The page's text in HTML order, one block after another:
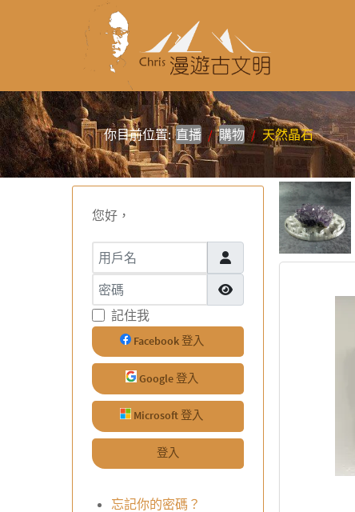
你目前位置:直播 購物 天然晶石
您好，
用戶名
密碼
顯示密碼
記住我
Facebook 登入
Google 登入
Microsoft 登入
登入
忘記你的密碼？